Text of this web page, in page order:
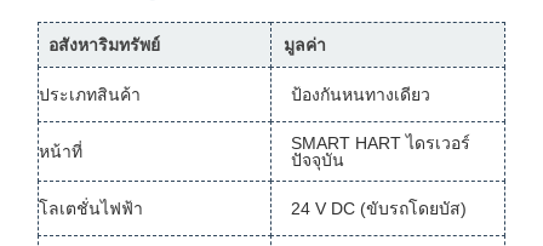
อสังหาริมทรัพย์ มูลค่า
ประเภทสินค้า ป้องกันหนทางเดียว
หน้าที่
SMART HART ไดรเวอร์
ปัจจุบัน
โลเตชั่นไฟฟ้า 24 V DC (ขับรถโดยบัส)